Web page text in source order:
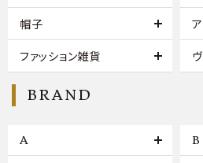
帽子
ファッション雑貨
BRAND
A B